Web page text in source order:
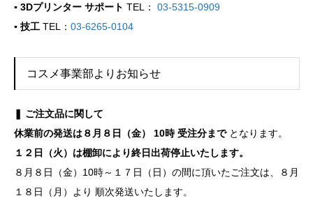
▪ 3Dプリンター サポート TEL： 03-5315-0909
▪ 技工 TEL： 03-6265-0104
コスメ事業部よりお知らせ
❚ ご注文品に関して
休業前の発送は８月８日（金） 10時 受注分までとなります。
１２日（火）は棚卸により終日出荷停止いたします。
８月８日（金）10時～１７日（日）の間に頂いたご注文は、８月
１８日（月）より 順次発送いたします。